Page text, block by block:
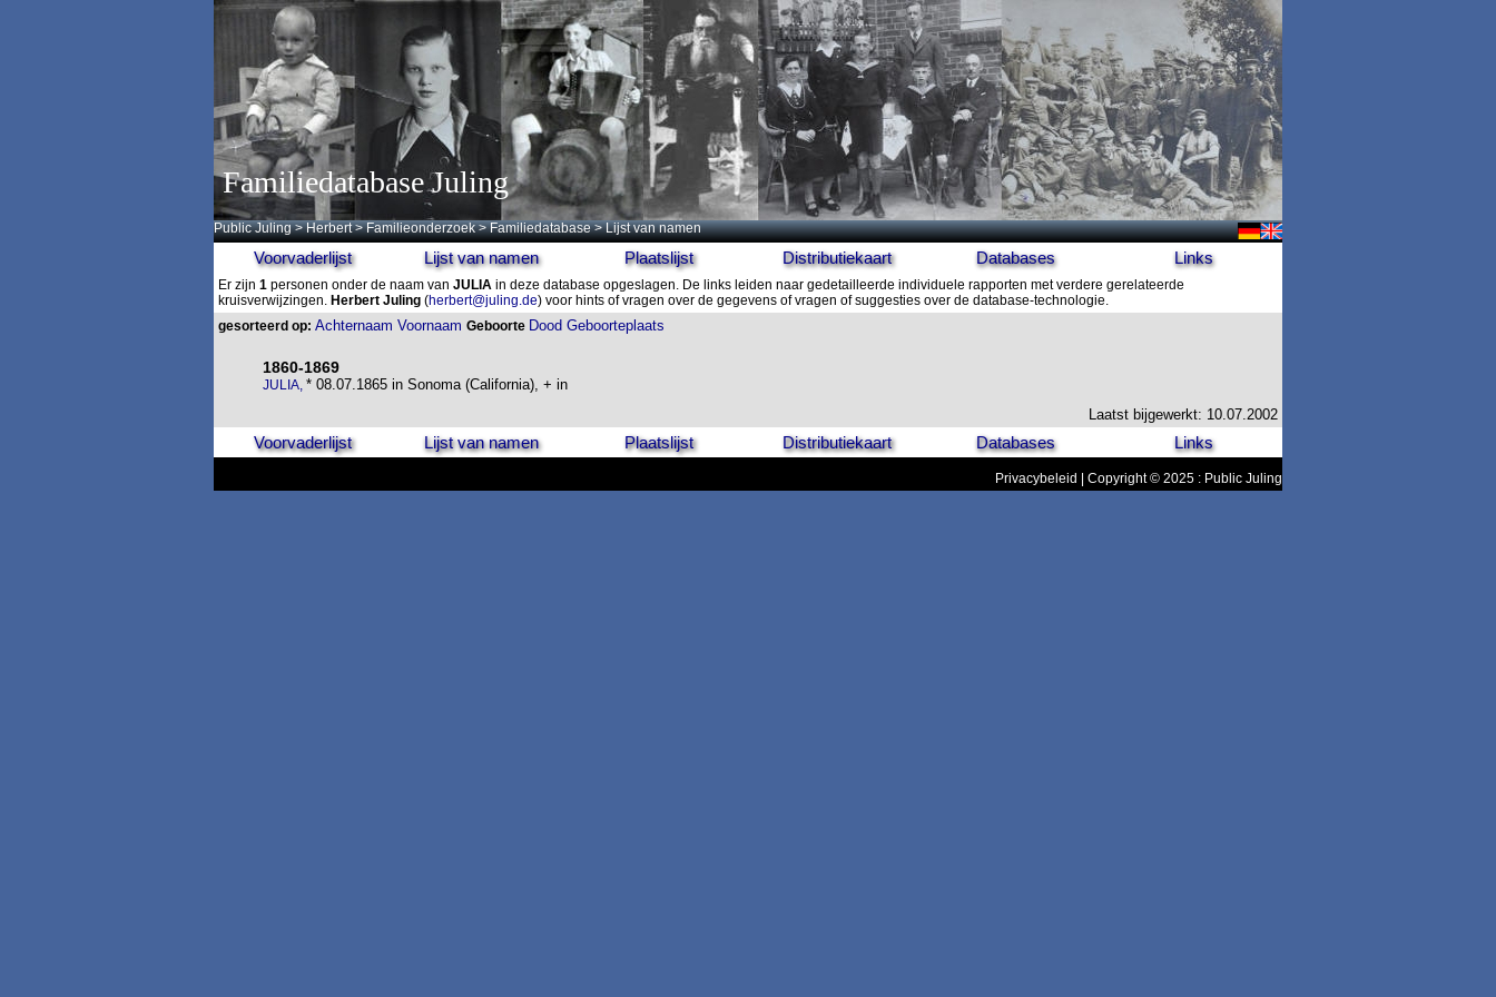
Familiedatabase Juling
Public Juling >Herbert >Familieonderzoek >Familiedatabase > Lijst van namen
Voorvaderlijst Lijst van namen Plaatslijst Distributiekaart Databases Links
Er zijn 1 personen onder de naam van JULIA in deze database opgeslagen. De links leiden naar gedetailleerde individuele rapporten met verdere gerelateerde
kruisverwijzingen. Herbert Juling (herbert@juling.de) voor hints of vragen over de gegevens of vragen of suggesties over de database-technologie.
gesorteerd op: Achternaam Voornaam Geboorte Dood Geboorteplaats
1860-1869
JULIA, * 08.07.1865 in Sonoma (California), + in
Laatst bijgewerkt: 10.07.2002
Voorvaderlijst Lijst van namen Plaatslijst Distributiekaart Databases Links
Privacybeleid | Copyright © 2025 : Public Juling